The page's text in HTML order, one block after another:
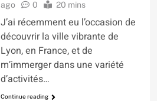
ago
0 20 mins
J’ai récemment eu l’occasion de
découvrir la ville vibrante de
Lyon, en France, et de
m’immerger dans une variété
d’activités…
Continue reading